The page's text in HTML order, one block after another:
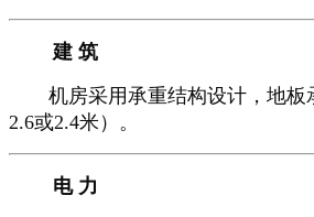
建 筑
机房采用承重结构设计，地板承
2.6或2.4米）。
电 力